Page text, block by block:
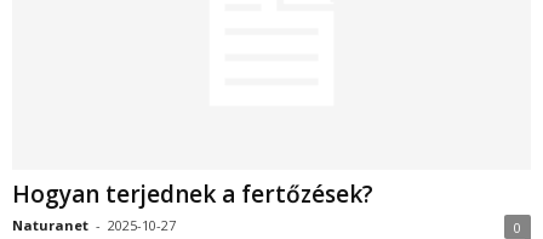
Hogyan terjednek a fertőzések?
Naturanet - 2025-10-27 0